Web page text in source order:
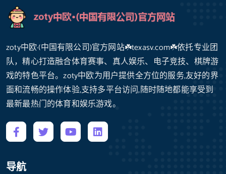
zoty中欧·(中国有限公司)官方网站☘️texasv.com☘️依托专业团
队，精心打造融合体育赛事、真人娱乐、电子竞技、棋牌游
戏的特色平台。zoty中欧为用户提供全方位的服务,友好的界
面和流畅的操作体验,支持多平台访问,随时随地都能享受到
最新最热门的体育和娱乐游戏。
导航